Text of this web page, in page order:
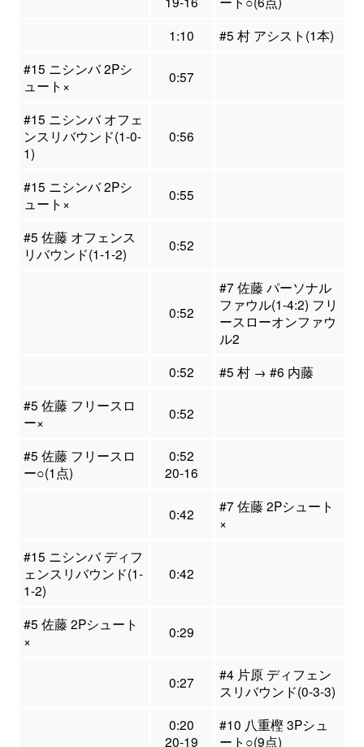
1:10
#5 村 アシスト(1本)
#15 ニシンバ 2Pシ
ュート×
0:57
#15 ニシンバ オフェ
ンスリバウンド(1-0-
1)
0:56
#15 ニシンバ 2Pシ
ュート×
0:55
#5 佐藤 オフェンス
リバウンド(1-1-2)
0:52
0:52
#7 佐藤 パーソナル
ファウル(1-4:2) フリ
ースローオンファウ
ル2
0:52
#5 村 → #6 内藤
#5 佐藤 フリースロ
ー×
0:52
#5 佐藤 フリースロ
ー○(1点)
0:52
20-16
0:42
#7 佐藤 2Pシュート
×
#15 ニシンバ ディフ
ェンスリバウンド(1-
1-2)
0:42
#5 佐藤 2Pシュート
×
0:29
0:27
#4 片原 ディフェン
スリバウンド(0-3-3)
0:20
20-19
#10 八重樫 3Pシュ
ート○(9点)